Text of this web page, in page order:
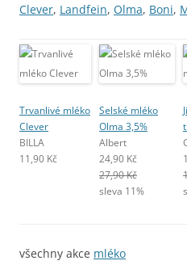
Clever, Landfein, Olma, Boni,
Trvanlivé mléko
Clever
BILLA
11,90 Kč
Selské mléko
Olma 3,5%
Albert
24,90 Kč
27,90 Kč
sleva 11%
všechny akce mléko